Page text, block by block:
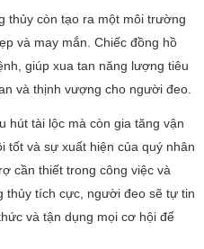
thủy còn tạo ra một môi trường
và may mắn. Chiếc đồng hồ
giúp xua tan năng lượng tiêu
và thịnh vượng cho người đeo.
hút tài lộc mà còn gia tăng vận
tốt và sự xuất hiện của quý nhân
cần thiết trong công việc và
thủy tích cực, người đeo sẽ tự tin
và tận dụng mọi cơ hội để